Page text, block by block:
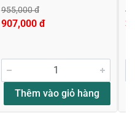
955,000 đ
907,000 đ
Thêm vào giỏ hàng